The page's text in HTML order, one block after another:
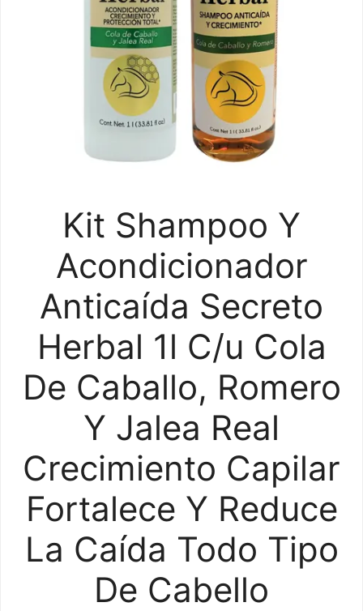
Kit Shampoo Y
Acondicionador
Anticaída Secreto
Herbal 1l C/u Cola
De Caballo, Romero
Y Jalea Real
Crecimiento Capilar
Fortalece Y Reduce
La Caída Todo Tipo
De Cabello